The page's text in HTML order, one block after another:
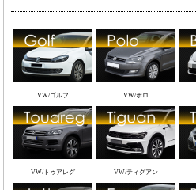
VW/ゴルフ VW/ポロ
VW/トゥアレグ VW/ティグアン